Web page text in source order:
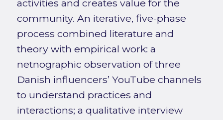
activities and creates value for the
community. An iterative, five-phase
process combined literature and
theory with empirical work: a
netnographic observation of three
Danish influencers’ YouTube channels
to understand practices and
interactions; a qualitative interview